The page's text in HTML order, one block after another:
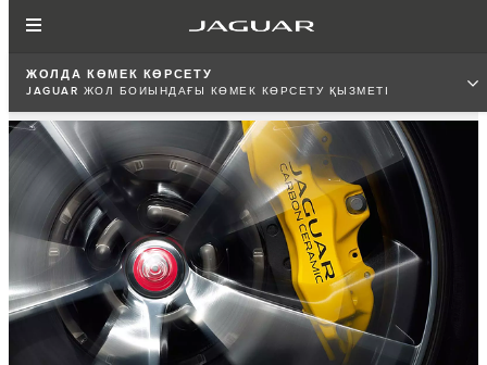
ЖОЛДА КӨМЕК КӨРСЕТУ
JAGUAR ЖОЛ БОЙЫНДАҒЫ КӨМЕК КӨРСЕТУ ҚЫЗМЕТІ